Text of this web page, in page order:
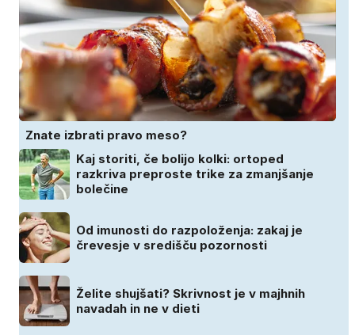
Znate izbrati pravo meso?
Kaj storiti, če bolijo kolki: ortoped
razkriva preproste trike za zmanjšanje
bolečine
Od imunosti do razpoloženja: zakaj je
črevesje v središču pozornosti
Želite shujšati? Skrivnost je v majhnih
navadah in ne v dieti